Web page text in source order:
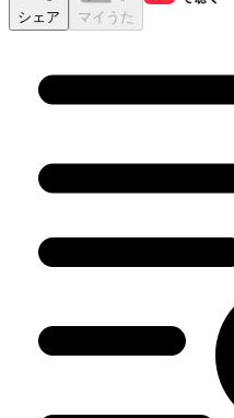
シェア マイうた